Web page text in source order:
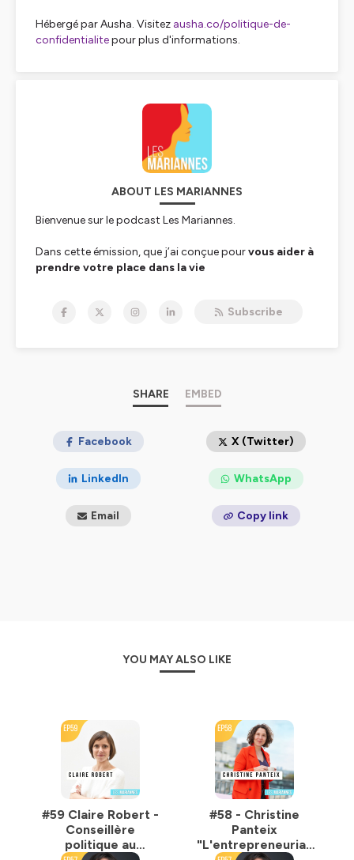
Hébergé par Ausha. Visitez ausha.co/politique-de-
confidentialitepour plus d'informations.
ABOUT LES MARIANNES
Bienvenue sur le podcast Les Mariannes.
Dans cette émission, que j’ai conçue pourvous aider à
prendre votre place dans la vie
de demain.
médias, profondément engagée pour faire avancer
la cause des femmes.
Diplômée de Sciences Bordeaux, après des études de
carrière au Sénat
, en 2015. J’exerce le métier si
particulier decollaboratrice parlementaireet arpente
les les coulisses de la politique jusqu’en 2022.
portrait d’une génération de femmes engagées et
inspirantes.
Aujourd’hui, je produis Les Mariannes depuis Bordeaux
où j’exerce l’activité de c
onsultante en
Rejoindre la communauté sur
Instagram
Connecter surLinkedIn
Subscribe
SHARE EMBED
Facebook X (Twitter)
LinkedIn WhatsApp
Email Copy link
YOU MAY ALSO LIKE
#59 Claire Robert -
Conseillère
politique au
#58 - Christine
Panteix
"L'entrepreneuriat